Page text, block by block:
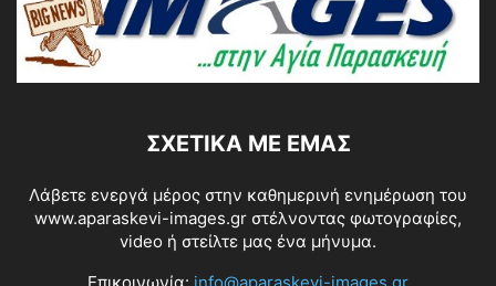
ΣΧΕΤΙΚΆ ΜΕ ΕΜΆΣ
Λάβετε ενεργά μέρος στην καθημερινή ενημέρωση του
www.aparaskevi-images.gr στέλνοντας φωτογραφίες,
video ή στείλτε μας ένα μήνυμα.
Επικοινωνία: info@aparaskevi-images.gr